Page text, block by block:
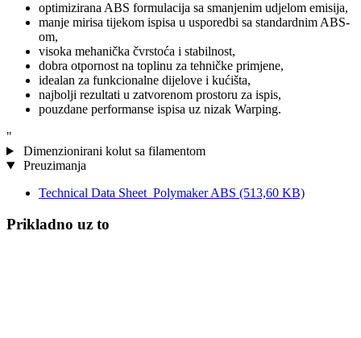
optimizirana ABS formulacija sa smanjenim udjelom emisija,
manje mirisa tijekom ispisa u usporedbi sa standardnim ABS-
om,
visoka mehanička čvrstoća i stabilnost,
dobra otpornost na toplinu za tehničke primjene,
idealan za funkcionalne dijelove i kućišta,
najbolji rezultati u zatvorenom prostoru za ispis,
pouzdane performanse ispisa uz nizak Warping.
"
Dimenzionirani kolut sa filamentom
Preuzimanja
Technical Data Sheet_Polymaker ABS (513,60 KB)
Prikladno uz to